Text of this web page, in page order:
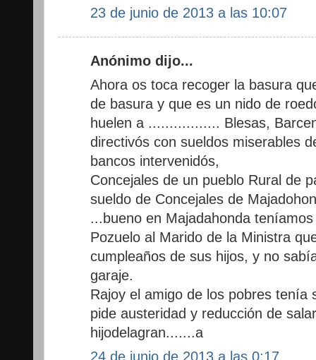
23 de junio de 2013 a las 10:07
Anónimo dijo...
Ahora os toca recoger la basura
de basura y que es un nido de
huelen a ................. Blesas,
directivós con sueldos miserables
bancos intervenidós,
Concejales de un pueblo Rural de
sueldo de Concejales de
...bueno en Majadahonda
Pozuelo al Marido de la Ministra
cumpleaños de sus hijos, y no
garaje.
Rajoy el amigo de los pobres tenía
pide austeridad y reducción de
hijodelagran.......a
24 de junio de 2013 a las 0:17